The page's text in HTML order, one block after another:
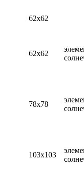
62x62
62x62
78x78
103x103